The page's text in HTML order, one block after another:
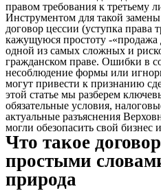
правом требования к третьему
Инструментом для такой
договор цессии (уступка права
кажущуюся простоту -«продажа
одной из самых сложных и
гражданском праве. Ошибки в
несоблюдение формы или
могут привести к признанию
этой статье мы разберем
обязательные условия,
актуальные разъяснения
могли обезопасить свой
Что такое
простыми
природа